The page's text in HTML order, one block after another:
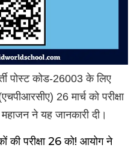
पोस्ट कोड-26003 के लिए
26 मार्च को परीक्षा
ने यह जानकारी दी।
की परीक्षा 26 को! आयोग ने